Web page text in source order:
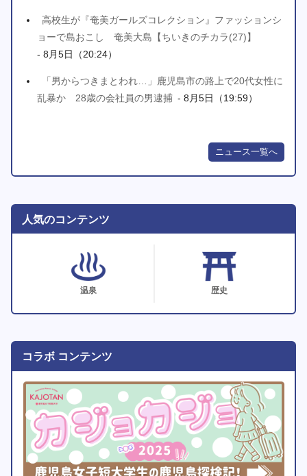
高校生が『奄美ガールズコレクション』ファッションシ
ョーで島おこし 奄美大島【ちいきのチカラ(27)】
- 8月5日（20:24）
「男からつきまとわれ…」鹿児島市の路上で20代女性に
乱暴か 28歳の会社員の男逮捕 - 8月5日（19:59）
ニュース一覧へ
人気のコンテンツ
温泉 歴史
コラボ コンテンツ